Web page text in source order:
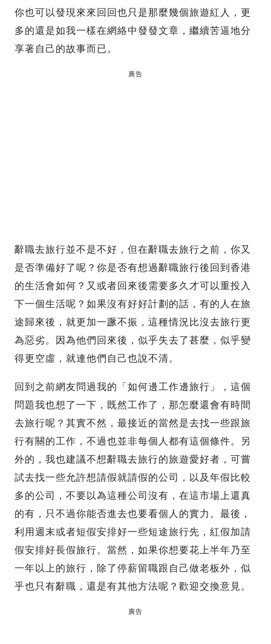
你也可以發現來來回回也只是那麼幾個旅遊紅人，更
多的還是如我一樣在網絡中發發文章，繼續苦逼地分
享著自己的故事而已。
廣告
辭職去旅行並不是不好，但在辭職去旅行之前，你又
是否準備好了呢？你是否有想過辭職旅行後回到香港
的生活會如何？又或者回來後需要多久才可以重投入
下一個生活呢？如果沒有好好計劃的話，有的人在旅
途歸來後，就更加一蹶不振，這種情況比沒去旅行更
為惡劣。因為他們回來後，似乎失去了甚麼，似乎變
得更空虛，就連他們自己也說不清。
回到之前網友問過我的「如何邊工作邊旅行」，這個
問題我也想了一下，既然工作了，那怎麼還會有時間
去旅行呢？其實不然，最接近的當然是去找一些跟旅
行有關的工作，不過也並非每個人都有這個條件。另
外的，我也建議不想辭職去旅行的旅遊愛好者，可嘗
試去找一些允許想請假就請假的公司，以及年假比較
多的公司，不要以為這種公司沒有，在這市場上還真
的有，只不過你能否進去也要看個人的實力。最後，
利用週末或者短假安排好一些短途旅行先，紅假加請
假安排好長假旅行。當然，如果你想要花上半年乃至
一年以上的旅行，除了停薪留職跟自己做老板外，似
乎也只有辭職，還是有其他方法呢？歡迎交換意見。
廣告